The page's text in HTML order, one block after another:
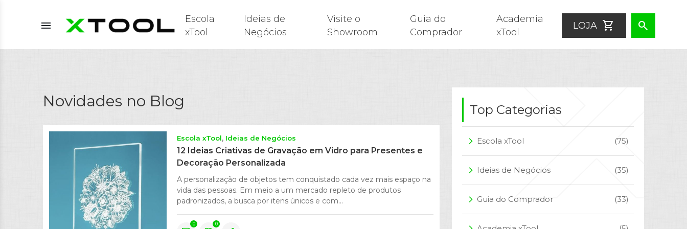
menu
Escola
xTool
Ideias de
Negócios
Visite o
Showroom
Guia do
Comprador
Academia
xTool
LOJA shopping_cart search
Novidades no Blog
Escola xTool Ideias de Negócios
12 Ideias Criativas de Gravação em Vidro para Presentes e
Decoração Personalizada
A personalização de objetos tem conquistado cada vez mais espaço na
vida das pessoas. Em meio a um mercado repleto de produtos
padronizados, a busca por itens únicos e com...
0 0
Top Categorias
arrow_forward_ios Escola xTool (75)
arrow_forward_ios Ideias de Negócios (35)
arrow_forward_ios Guia do Comprador (33)